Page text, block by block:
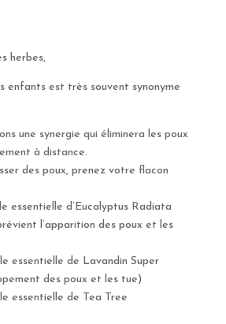
herbes,
enfants est très souvent synonyme
une synergie qui éliminera les poux
à distance.
des poux, prenez votre flacon
essentielle d’Eucalyptus Radiata
l’apparition des poux et les
essentielle de Lavandin Super
des poux et les tue)
essentielle de Tea Tree